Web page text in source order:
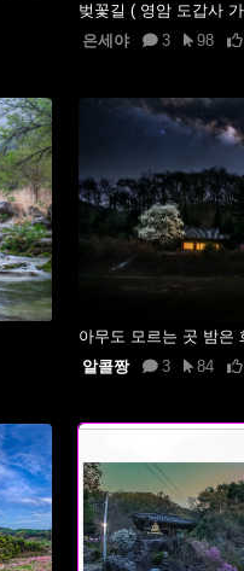
벚꽃길 ( 영암 도갑사
은세야
3 98
아무도 모르는 곳 밤은
알콜짱
3 84